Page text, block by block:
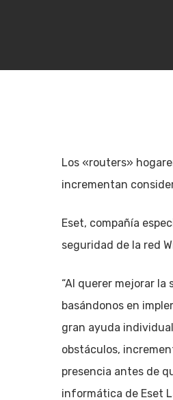
Los «routers»
incrementan
Eset, compañía
seguridad de la red
“Al querer mejorar
basándonos en
gran ayuda
obstáculos,
presencia antes de
informática de Eset